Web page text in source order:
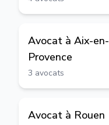
Avocat à Aix-en-
Provence
3 avocats
Avocat à Rouen